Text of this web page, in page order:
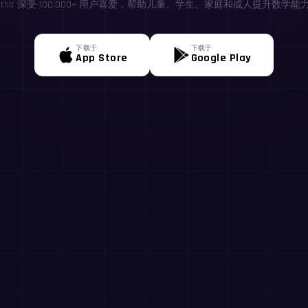
深受 100,000+ 用户喜爱，帮助儿童、学生、家庭和成人提升数学能
下载于
App Store
下载于
Google Play